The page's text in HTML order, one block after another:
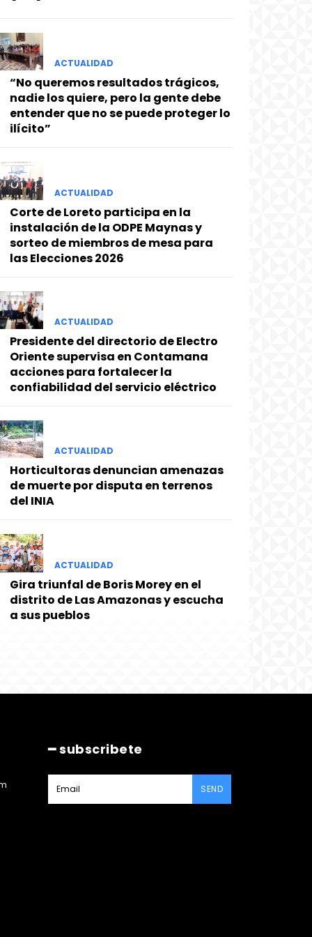
ACTUALIDAD
“No queremos resultados trágicos,
nadie los quiere, pero la gente debe
entender que no se puede proteger lo
ilícito”
ACTUALIDAD
Corte de Loreto participa en la
instalación de la ODPE Maynas y
sorteo de miembros de mesa para
las Elecciones 2026
ACTUALIDAD
Presidente del directorio de Electro
Oriente supervisa en Contamana
acciones para fortalecer la
confiabilidad del servicio eléctrico
ACTUALIDAD
Horticultoras denuncian amenazas
de muerte por disputa en terrenos
del INIA
ACTUALIDAD
Gira triunfal de Boris Morey en el
distrito de Las Amazonas y escucha
a sus pueblos
━ subscribete
SEND